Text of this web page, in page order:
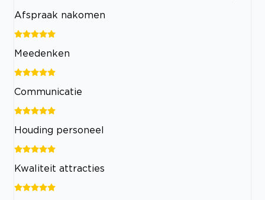
Afspraak nakomen
Meedenken
Communicatie
Houding personeel
Kwaliteit attracties